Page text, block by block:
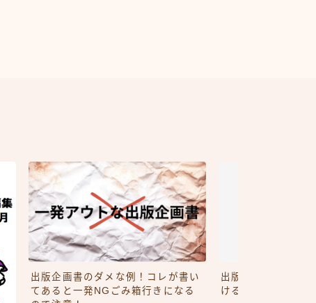
出版企画書のダメな例！コレが書い
てあると一発NGごみ箱行きになる
出版記念パーティ
ける方法